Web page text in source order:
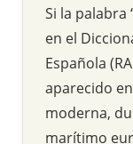
Si la palabra
en el
Española
aparecido
moderna,
marítimo